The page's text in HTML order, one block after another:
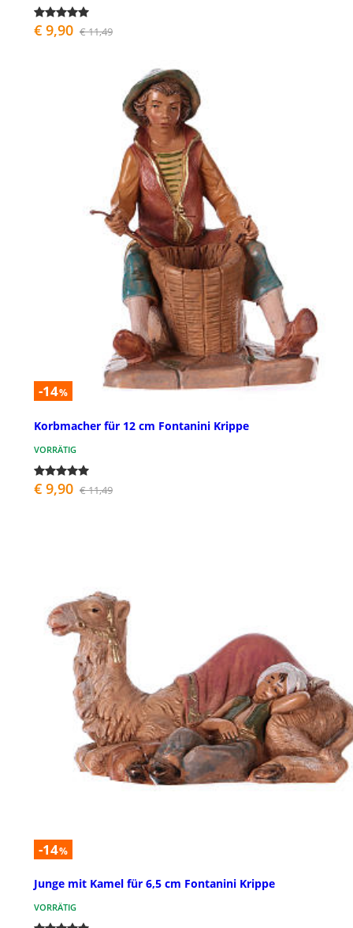
€ 9,90 € 11,49
-14%
Korbmacher für 12 cm Fontanini Krippe
VORRÄTIG
€ 9,90 € 11,49
-14%
Junge mit Kamel für 6,5 cm Fontanini Krippe
VORRÄTIG